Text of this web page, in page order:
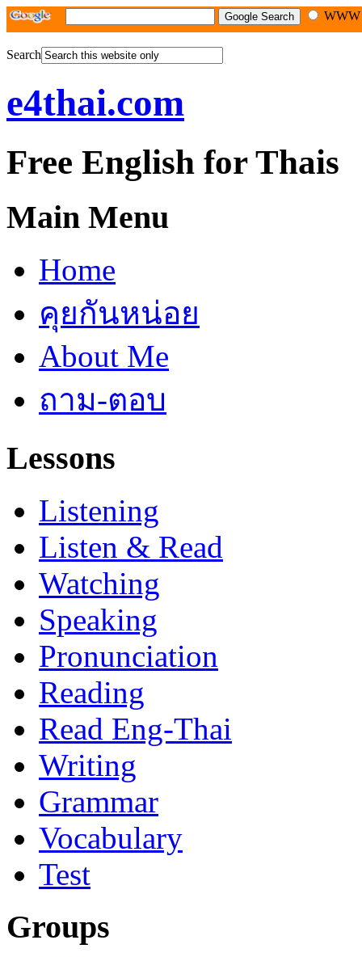
Search
e4thai.com
Free English for Thais
Main Menu
Home
คุยกันหน่อย
About Me
ถาม-ตอบ
Lessons
Listening
Listen & Read
Watching
Speaking
Pronunciation
Reading
Read Eng-Thai
Writing
Grammar
Vocabulary
Test
Groups